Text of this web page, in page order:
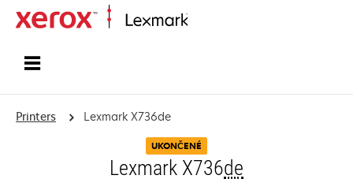
Printers Lexmark X736de
UKONČENÉ
Lexmark X736de